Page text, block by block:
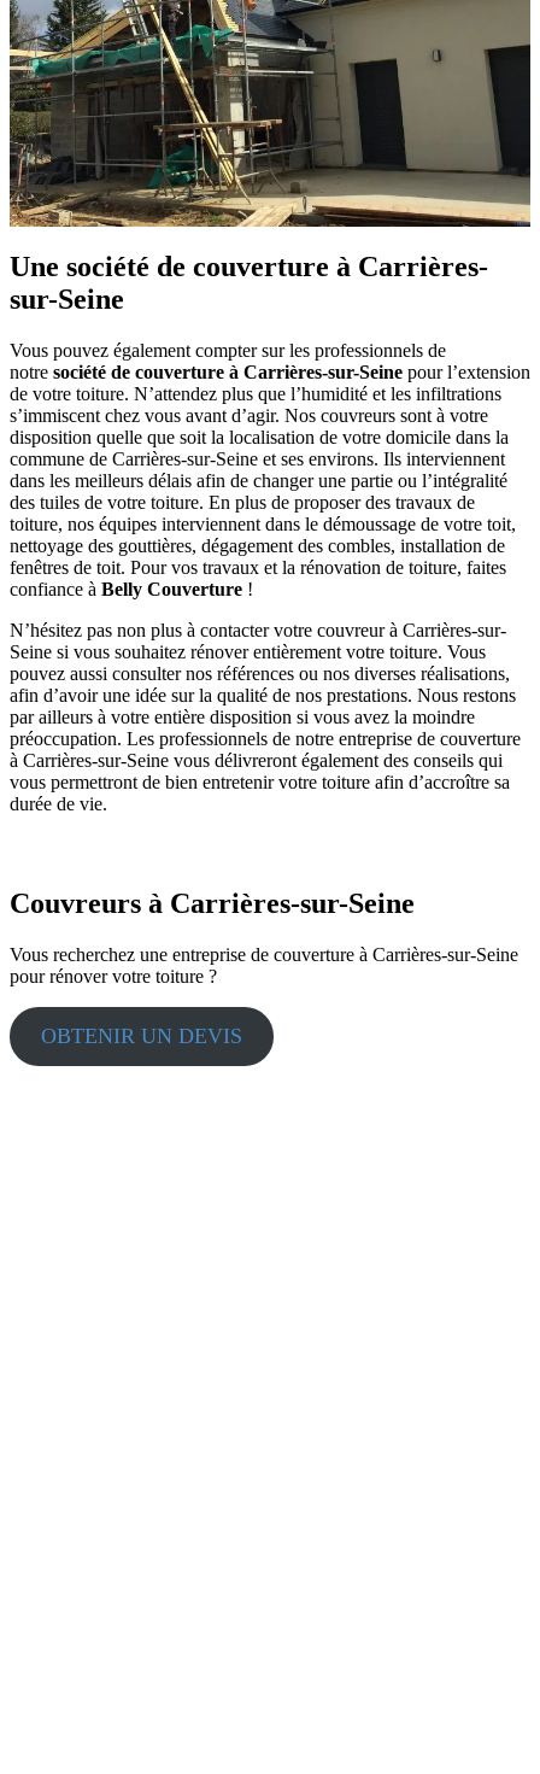
Une société de couverture à Carrières-
sur-Seine
Vous pouvez également compter sur les professionnels de
notre société de couverture à Carrières-sur-Seine pour l’extension
de votre toiture. N’attendez plus que l’humidité et les infiltrations
s’immiscent chez vous avant d’agir. Nos couvreurs sont à votre
disposition quelle que soit la localisation de votre domicile dans la
commune de Carrières-sur-Seine et ses environs. Ils interviennent
dans les meilleurs délais afin de changer une partie ou l’intégralité
des tuiles de votre toiture. En plus de proposer des travaux de
toiture, nos équipes interviennent dans le démoussage de votre toit,
nettoyage des gouttières, dégagement des combles, installation de
fenêtres de toit. Pour vos travaux et la rénovation de toiture, faites
confiance à Belly Couverture !
N’hésitez pas non plus à contacter votre couvreur à Carrières-sur-
Seine si vous souhaitez rénover entièrement votre toiture. Vous
pouvez aussi consulter nos références ou nos diverses réalisations,
afin d’avoir une idée sur la qualité de nos prestations. Nous restons
par ailleurs à votre entière disposition si vous avez la moindre
préoccupation. Les professionnels de notre entreprise de couverture
à Carrières-sur-Seine vous délivreront également des conseils qui
vous permettront de bien entretenir votre toiture afin d’accroître sa
durée de vie.
Couvreurs à Carrières-sur-Seine
Vous recherchez une entreprise de couverture à Carrières-sur-Seine
pour rénover votre toiture ?
OBTENIR UN DEVIS